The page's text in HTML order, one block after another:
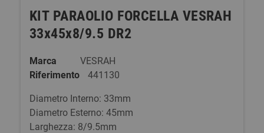
KIT PARAOLIO FORCELLA VESRAH
33x45x8/9.5 DR2
Marca
VESRAH
Riferimento
441130
Diametro Interno: 33mm
Diametro Esterno: 45mm
Larghezza: 8/9.5mm